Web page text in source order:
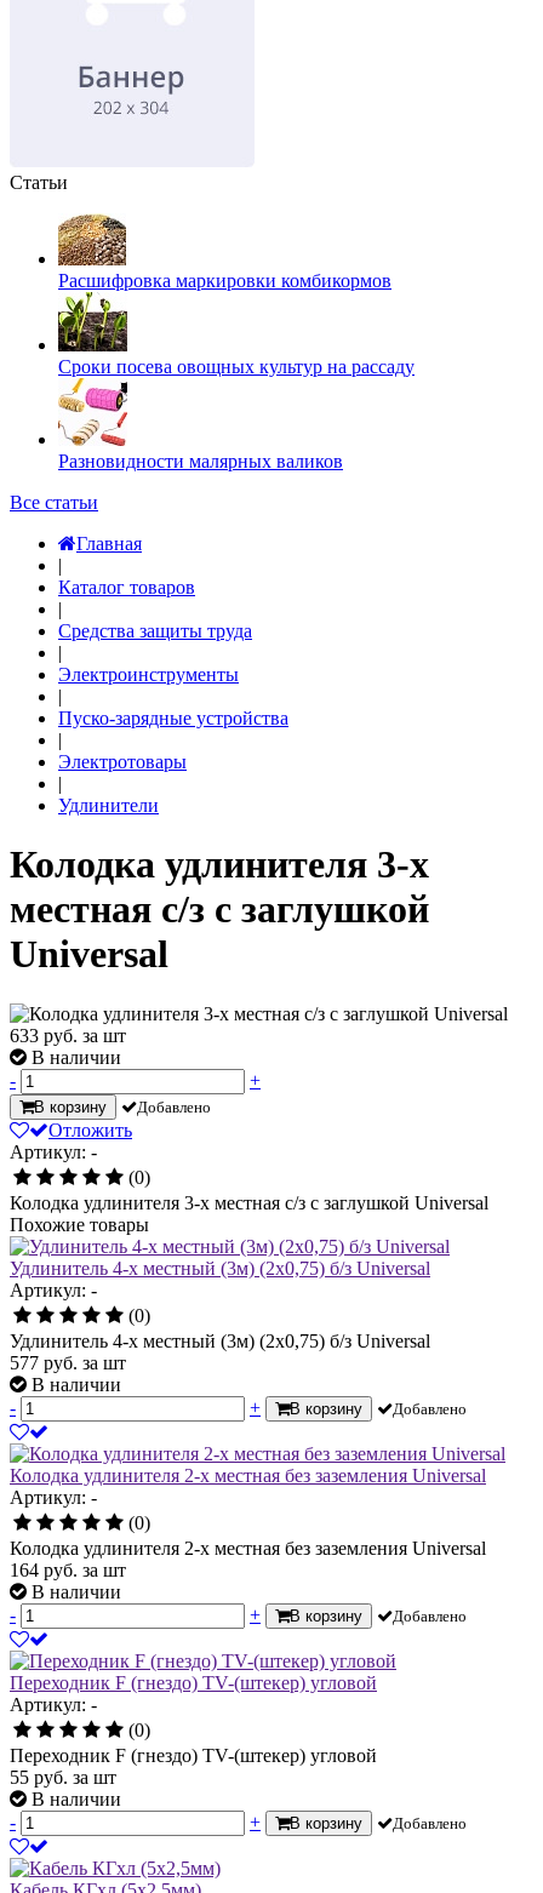
Статьи
Расшифровка маркировки комбикормов
Сроки посева овощных культур на рассаду
Разновидности малярных валиков
Все статьи
Главная
|
Каталог товаров
|
Средства защиты труда
|
Электроинструменты
|
Пуско-зарядные устройства
|
Электротовары
|
Удлинители
Колодка удлинителя 3-х
местная с/з с заглушкой
Universal
633 руб. за шт
В наличии
-
+
В корзину Добавлено
Отложить
Артикул: -
(0)
Колодка удлинителя 3-х местная с/з с заглушкой Universal
Похожие товары
Удлинитель 4-х местный (3м) (2х0,75) б/з Universal
Артикул: -
(0)
Удлинитель 4-х местный (3м) (2х0,75) б/з Universal
577 руб. за шт
В наличии
-
+ В корзину Добавлено
Колодка удлинителя 2-х местная без заземления Universal
Артикул: -
(0)
Колодка удлинителя 2-х местная без заземления Universal
164 руб. за шт
В наличии
-
+ В корзину Добавлено
Переходник F (гнездо) TV-(штекер) угловой
Артикул: -
(0)
Переходник F (гнездо) TV-(штекер) угловой
55 руб. за шт
В наличии
-
+ В корзину Добавлено